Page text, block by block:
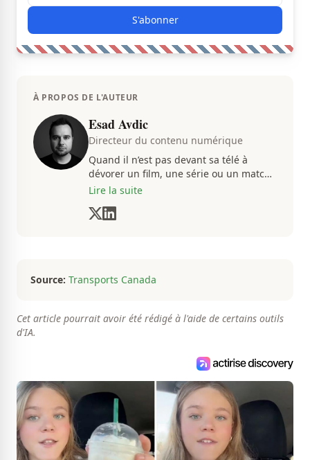
S'abonner
À PROPOS DE L'AUTEUR
Esad Avdic
Directeur du contenu numérique
Quand il n’est pas devant sa télé à
dévorer un film, une série ou un match
du CH, Esad transmet avec passion
diverses nouvelles que ça soit dans le
Lire la suite
Source: Transports Canada
Cet article pourrait avoir été rédigé à l'aide de certains outils
d'IA.